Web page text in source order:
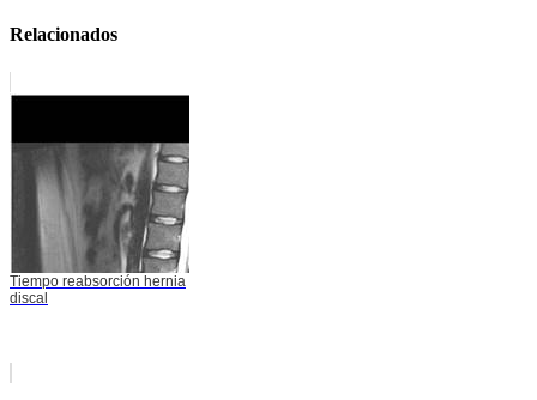
Relacionados
Tiempo reabsorción hernia
discal